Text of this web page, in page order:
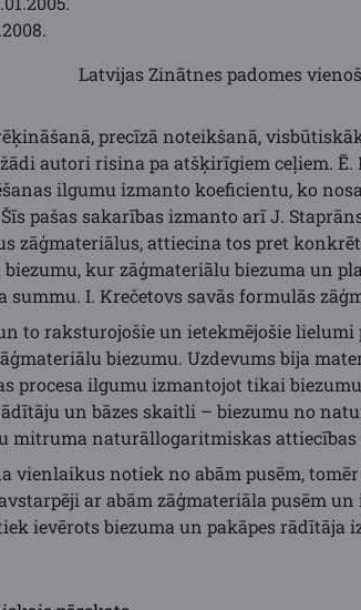
Latvijas Zinātnes padomes
precīzā noteikšanā,
autori risina pa atšķirīgiem ceļiem.
ilgumu izmanto koeficientu, ko
pašas sakarības izmanto arī J.
zāģmateriālus, attiecina tos pret
kur zāģmateriālu biezuma un
I. Krečetovs savās formulās
to raksturojošie un ietekmējošie
biezumu. Uzdevums bija
procesa ilgumu izmantojot tikai
un bāzes skaitli – biezumu no
mitruma naturāllogaritmiskas
vienlaikus notiek no abām pusēm,
ar abām zāģmateriāla pusēm
ievērots biezuma un pakāpes rādītāja